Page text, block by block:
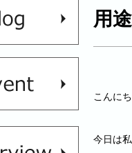
用
こんに
今日は